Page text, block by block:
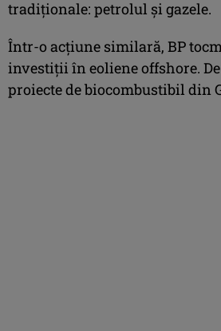
tradiționale: petrolul și gazele.
Într-o acțiune similară, BP
investiții în eoliene offshore.
proiecte de biocombustibil din